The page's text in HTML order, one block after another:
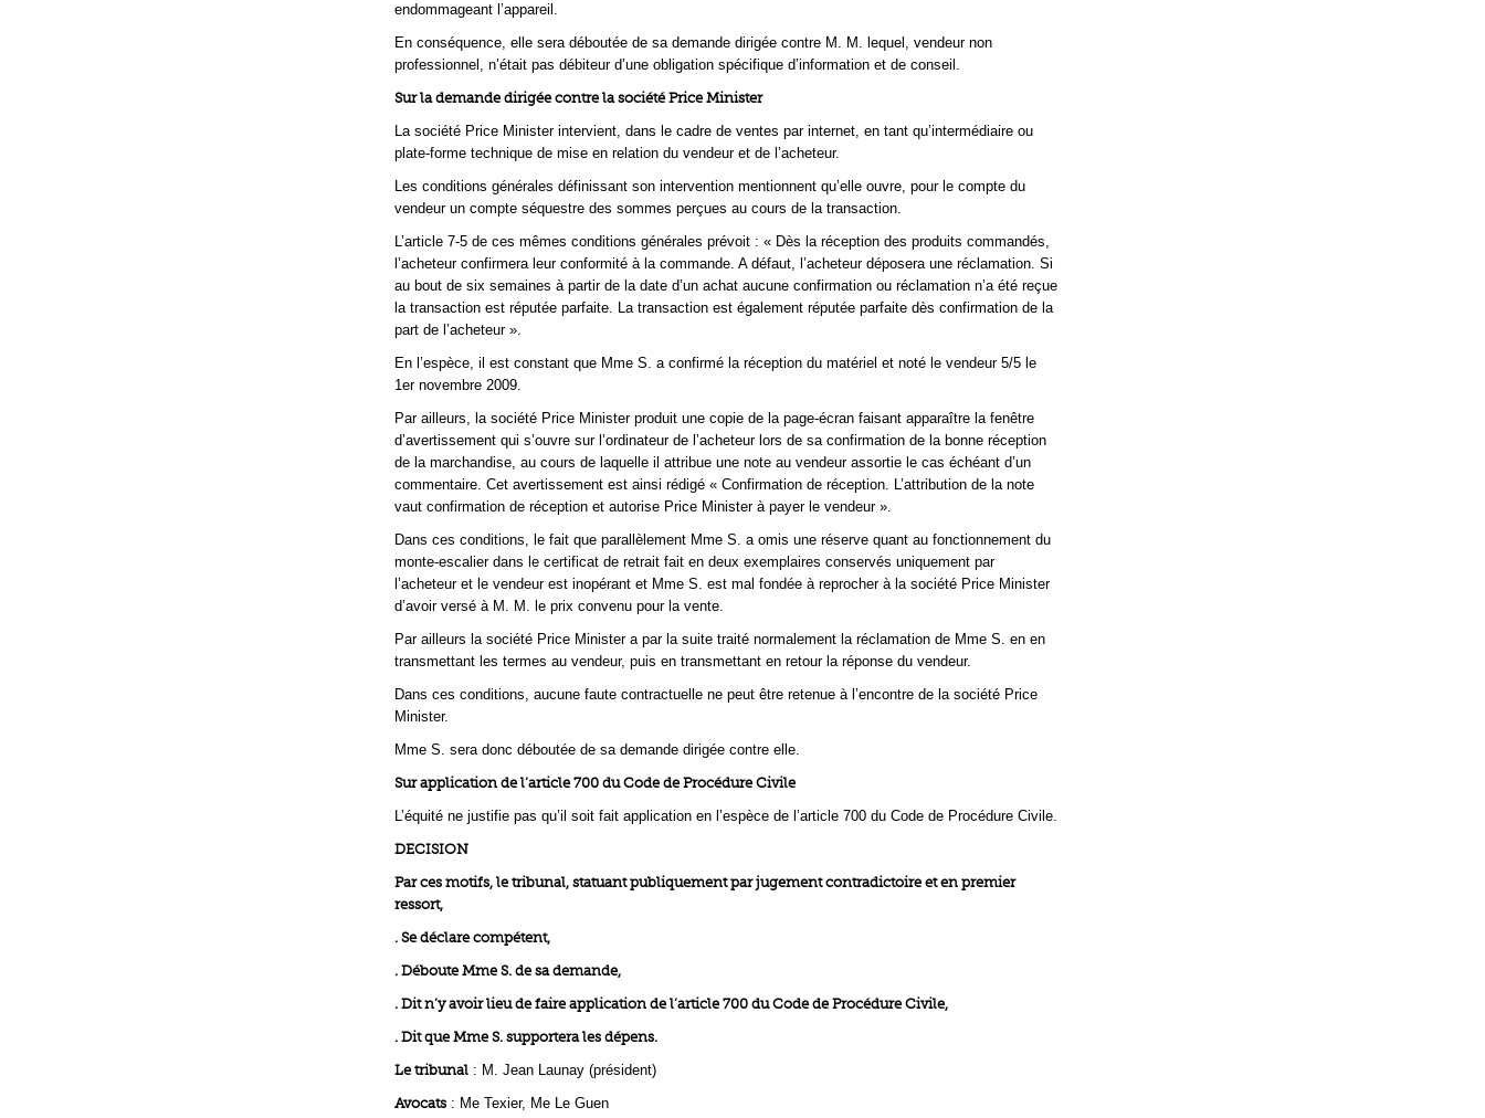
endommageant l’appareil.
En conséquence, elle sera déboutée de sa demande dirigée contre M. M. lequel, vendeur non
professionnel, n’était pas débiteur d’une obligation spécifique d’information et de conseil.
Sur la demande dirigée contre la société Price Minister
La société Price Minister intervient, dans le cadre de ventes par internet, en tant qu’intermédiaire ou
plate-forme technique de mise en relation du vendeur et de l’acheteur.
Les conditions générales définissant son intervention mentionnent qu’elle ouvre, pour le compte du
vendeur un compte séquestre des sommes perçues au cours de la transaction.
L’article 7-5 de ces mêmes conditions générales prévoit : « Dès la réception des produits commandés,
l’acheteur confirmera leur conformité à la commande. A défaut, l’acheteur déposera une réclamation. Si
au bout de six semaines à partir de la date d’un achat aucune confirmation ou réclamation n’a été reçue
la transaction est réputée parfaite. La transaction est également réputée parfaite dès confirmation de la
part de l’acheteur ».
En l’espèce, il est constant que Mme S. a confirmé la réception du matériel et noté le vendeur 5/5 le
1er novembre 2009.
Par ailleurs, la société Price Minister produit une copie de la page-écran faisant apparaître la fenêtre
d’avertissement qui s’ouvre sur l’ordinateur de l’acheteur lors de sa confirmation de la bonne réception
de la marchandise, au cours de laquelle il attribue une note au vendeur assortie le cas échéant d’un
commentaire. Cet avertissement est ainsi rédigé « Confirmation de réception. L’attribution de la note
vaut confirmation de réception et autorise Price Minister à payer le vendeur ».
Dans ces conditions, le fait que parallèlement Mme S. a omis une réserve quant au fonctionnement du
monte-escalier dans le certificat de retrait fait en deux exemplaires conservés uniquement par
l’acheteur et le vendeur est inopérant et Mme S. est mal fondée à reprocher à la société Price Minister
d’avoir versé à M. M. le prix convenu pour la vente.
Par ailleurs la société Price Minister a par la suite traité normalement la réclamation de Mme S. en en
transmettant les termes au vendeur, puis en transmettant en retour la réponse du vendeur.
Dans ces conditions, aucune faute contractuelle ne peut être retenue à l’encontre de la société Price
Minister.
Mme S. sera donc déboutée de sa demande dirigée contre elle.
Sur application de l’article 700 du Code de Procédure Civile
L’équité ne justifie pas qu’il soit fait application en l’espèce de l’article 700 du Code de Procédure Civile.
DECISION
Par ces motifs, le tribunal, statuant publiquement par jugement contradictoire et en premier
ressort,
. Se déclare compétent,
. Déboute Mme S. de sa demande,
. Dit n’y avoir lieu de faire application de l’article 700 du Code de Procédure Civile,
. Dit que Mme S. supportera les dépens.
Le tribunal : M. Jean Launay (président)
Avocats : Me Texier, Me Le Guen